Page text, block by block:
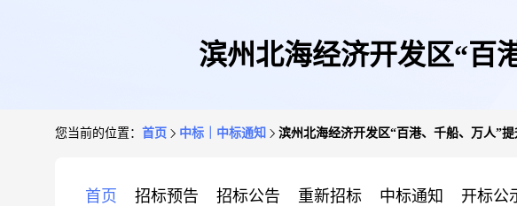
滨州北海经济开发区“百
您当前的位置： 首页 中标｜中标通知 滨州北海经济开发区“百港、千船、万人”
首页 招标预告 招标公告 重新招标 中标通知 开标公